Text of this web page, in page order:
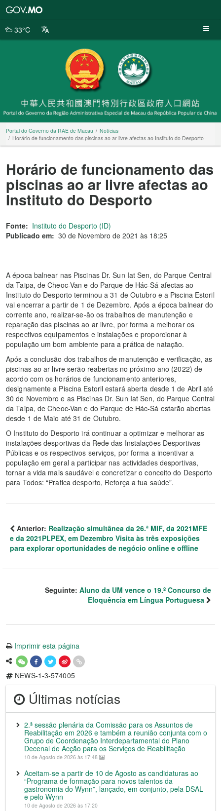
da
33°C
Portal do Governo da RAE de Macau
Notícias
Horário de funcionamento das piscinas ao ar livre afectas ao Instituto do Desporto
Horário de funcionamento das
piscinas ao ar livre afectas ao
Instituto do Desporto
Fonte: Instituto do Desporto (ID)
Publicado em: 30 de Novembro de 2021 às 18:25
A época balnear nas Piscinas Dr. Sun Iat Sen, do Parque Central
da Taipa, de Cheoc-Van e do Parque de Hác-Sá afectas ao
Instituto do Desporto terminou a 31 de Outubro e a Piscina Estoril
vai encerrar a partir de 1 de Dezembro. Após a época balnear do
corrente ano, realizar-se-ão os trabalhos de manutenção e
reparação das piscinas ao ar livre, por forma a melhorar os
respectivos equipamentos e instalações e proporcionar à
população um bom ambiente para a prática de natação.
Após a conclusão dos trabalhos de manutenção e verificação, as
piscinas ao ar livre serão reabertas no próximo ano (2022) de
acordo com os horários de funcionamento anteriores,
designamente a Piscina Estoril estará aberta desde 1 de Abril até
30 de Novembro e as Piscinas Dr. Sun Iat Sen, do Parque Central
da Taipa, de Cheoc-Van e do Parque de Hác-Sá estarão abertas
desde 1 de Maio até 31 de Outubro.
O Instituto do Desporto irá continuar a optimizar e melhorar as
instalações desportivas da Rede das Instalações Desportivas
Públicas e os respectivos serviços, por forma a incentivar a
população em geral a participar nas actividades desportivas,
tornar a vida mais saudável e concretizar o conceito do Desporto
para Todos: “Pratica desporto, Reforça a tua saúde”.
Anterior: Realização simultânea da 26.ª MIF, da 2021MFE
e da 2021PLPEX, em Dezembro Visita às três exposições
para explorar oportunidades de negócio online e offline
Seguinte: Aluno da UM vence o 19.º Concurso de
Eloquência em Língua Portuguesa
Imprimir esta página
NEWS-1-3-574005
Últimas notícias
2.ª sessão plenária da Comissão para os Assuntos de
Reabilitação em 2026 e também a reunião conjunta com o
Grupo de Coordenação Interdepartamental do Plano
Decenal de Acção para os Serviços de Reabilitação
10 de Agosto de 2026 às 17:48
Aceitam-se a partir de 10 de Agosto as candidaturas ao
“Programa de formação para novos talentos da
gastronomia do Wynn”, lançado, em conjunto, pela DSAL
e pelo Wynn
10 de Agosto de 2026 às 17:20